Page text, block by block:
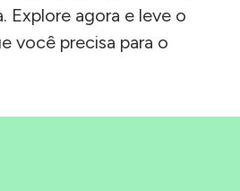
Explore agora e leve o
você precisa para o